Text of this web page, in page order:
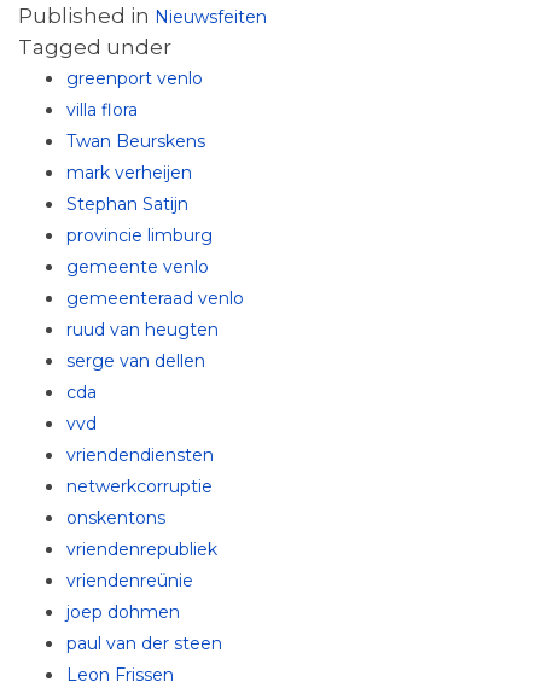
Published in Nieuwsfeiten
Tagged under
greenport venlo
villa flora
Twan Beurskens
mark verheijen
Stephan Satijn
provincie limburg
gemeente venlo
gemeenteraad venlo
ruud van heugten
serge van dellen
cda
vvd
vriendendiensten
netwerkcorruptie
onskentons
vriendenrepubliek
vriendenreünie
joep dohmen
paul van der steen
Leon Frissen